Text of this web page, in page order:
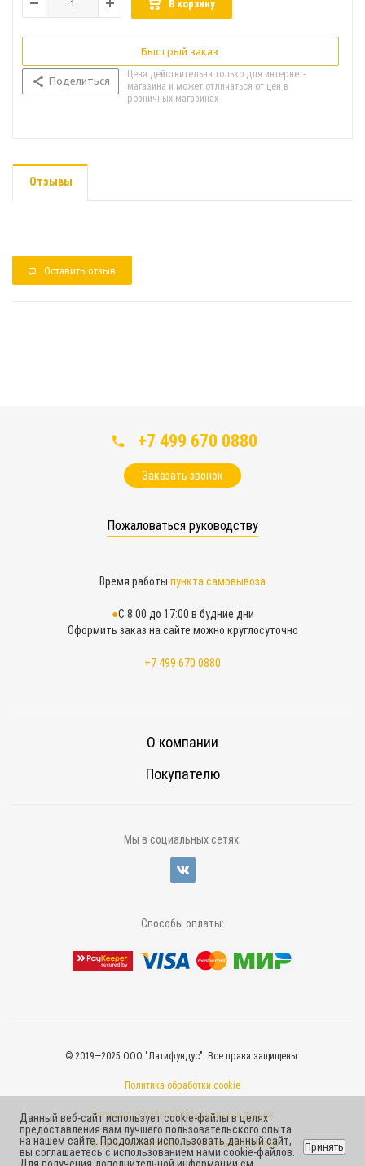
В корзину
Быстрый заказ
Поделиться
Цена действительна только для интернет-
магазина и может отличаться от цен в
розничных магазинах
Отзывы
Оставить отзыв
+7 499 670 0880
Заказать звонок
Пожаловаться руководству
Время работы пункта самовывоза
С 8:00 до 17:00 в будние дни
Оформить заказ на сайте можно круглосуточно
+7 499 670 0880
О компании
Покупателю
Мы в социальных сетях:
Способы оплаты:
© 2019—2025 ООО "Латифундус". Все права защищены.
Политика обработки cookie
Политика обработки персональных данных
Согласие на обработку персональных данных
Данный веб-сайт использует cookie-файлы в целях
предоставления вам лучшего пользовательского опыта
на нашем сайте. Продолжая использовать данный сайт,
вы соглашаетесь с использованием нами cookie-файлов.
Принять